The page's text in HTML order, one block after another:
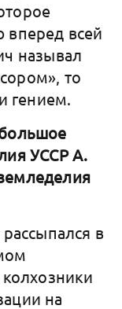
вперед всей
называл
то
гением.
УССР А.
в
на